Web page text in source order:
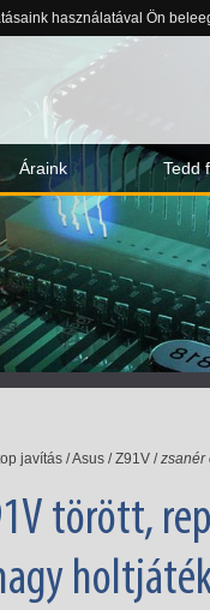
használatával Ön
Áraink Tedd
javítás/Asus/Z91V/zsanér
törött,